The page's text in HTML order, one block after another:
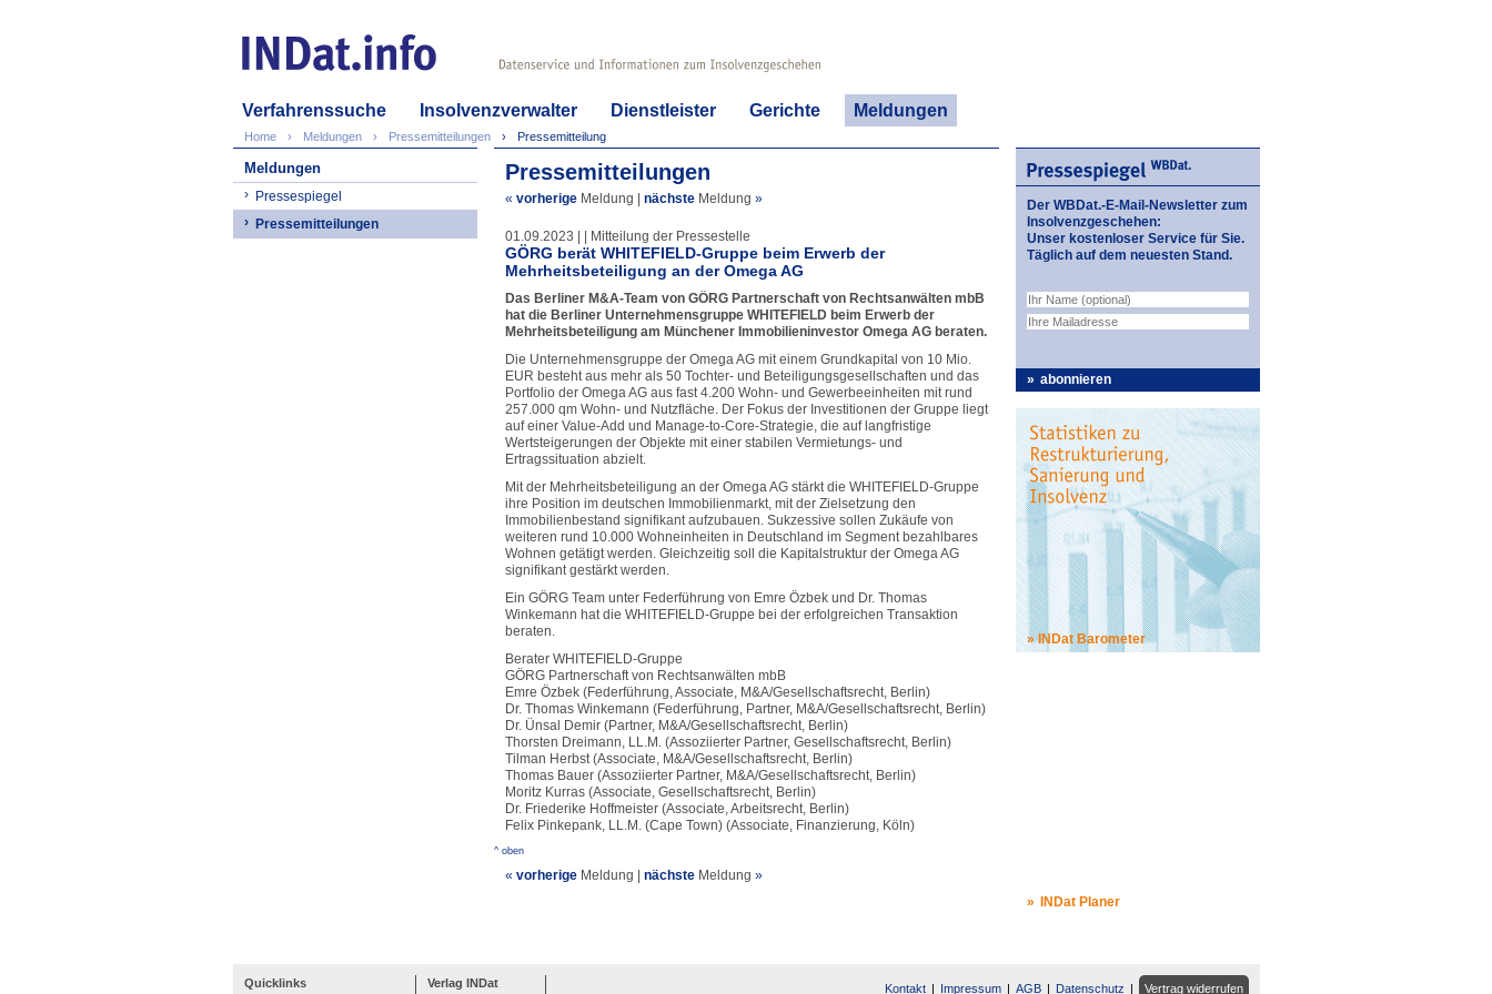
Verfahrenssuche Insolvenzverwalter Dienstleister Gerichte Meldungen
Home Meldungen Pressemitteilungen Pressemitteilung
Meldungen
Pressespiegel
Pressemitteilungen
Pressemitteilungen
« vorherige Meldung nächste Meldung »
01.09.2023 | | Mitteilung der Pressestelle
GÖRG berät WHITEFIELD-Gruppe beim Erwerb der
Mehrheitsbeteiligung an der Omega AG
Das Berliner M&A-Team von GÖRG Partnerschaft von Rechtsanwälten mbB
hat die Berliner Unternehmensgruppe WHITEFIELD beim Erwerb der
Mehrheitsbeteiligung am Münchener Immobilieninvestor Omega AG beraten.
Die Unternehmensgruppe der Omega AG mit einem Grundkapital von 10 Mio.
EUR besteht aus mehr als 50 Tochter- und Beteiligungsgesellschaften und das
Portfolio der Omega AG aus fast 4.200 Wohn- und Gewerbeeinheiten mit rund
257.000 qm Wohn- und Nutzfläche. Der Fokus der Investitionen der Gruppe liegt
auf einer Value-Add und Manage-to-Core-Strategie, die auf langfristige
Wertsteigerungen der Objekte mit einer stabilen Vermietungs- und
Ertragssituation abzielt.
Mit der Mehrheitsbeteiligung an der Omega AG stärkt die WHITEFIELD-Gruppe
ihre Position im deutschen Immobilienmarkt, mit der Zielsetzung den
Immobilienbestand signifikant aufzubauen. Sukzessive sollen Zukäufe von
weiteren rund 10.000 Wohneinheiten in Deutschland im Segment bezahlbares
Wohnen getätigt werden. Gleichzeitig soll die Kapitalstruktur der Omega AG
signifikant gestärkt werden.
Ein GÖRG Team unter Federführung von Emre Özbek und Dr. Thomas
Winkemann hat die WHITEFIELD-Gruppe bei der erfolgreichen Transaktion
beraten.
Berater WHITEFIELD-Gruppe
GÖRG Partnerschaft von Rechtsanwälten mbB
Emre Özbek (Federführung, Associate, M&A/Gesellschaftsrecht, Berlin)
Dr. Thomas Winkemann (Federführung, Partner, M&A/Gesellschaftsrecht, Berlin)
Dr. Ünsal Demir (Partner, M&A/Gesellschaftsrecht, Berlin)
Thorsten Dreimann, LL.M. (Assoziierter Partner, Gesellschaftsrecht, Berlin)
Tilman Herbst (Associate, M&A/Gesellschaftsrecht, Berlin)
Thomas Bauer (Assoziierter Partner, M&A/Gesellschaftsrecht, Berlin)
Moritz Kurras (Associate, Gesellschaftsrecht, Berlin)
Dr. Friederike Hoffmeister (Associate, Arbeitsrecht, Berlin)
Felix Pinkepank, LL.M. (Cape Town) (Associate, Finanzierung, Köln)
^ oben
« vorherige Meldung nächste Meldung »
Der WBDat.-E-Mail-Newsletter zum
Insolvenzgeschehen:
Unser kostenloser Service für Sie.
Täglich auf dem neuesten Stand.
abonnieren
INDat Barometer
INDat Planer
Kontakt Impressum AGB Datenschutz Vertrag widerrufen
Quicklinks
Verlag INDat